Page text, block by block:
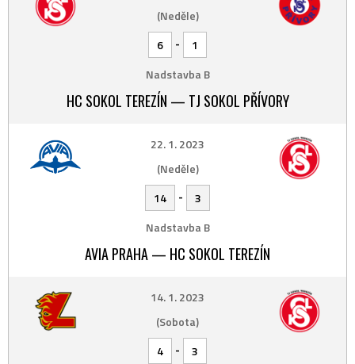
(Neděle)
6
-
1
Nadstavba B
HC SOKOL TEREZÍN — TJ SOKOL PŘÍVORY
22. 1. 2023
(Neděle)
14
-
3
Nadstavba B
AVIA PRAHA — HC SOKOL TEREZÍN
14. 1. 2023
(Sobota)
4
-
3